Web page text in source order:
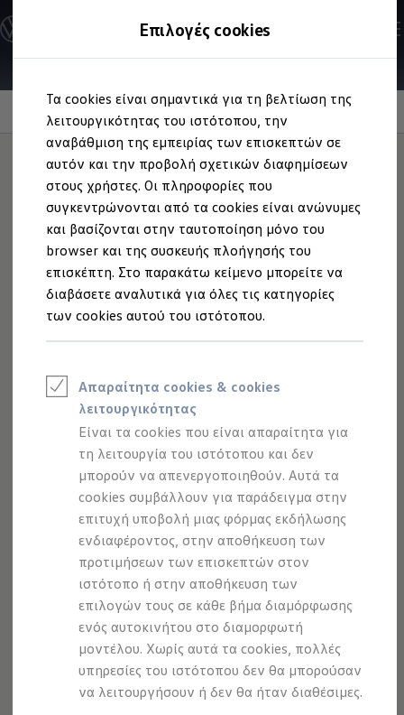
Επιλογές cookies
Τα cookies είναι σημαντικά για τη βελτίωση της
λειτουργικότητας του ιστότοπου, την
αναβάθμιση της εμπειρίας των επισκεπτών σε
αυτόν και την προβολή σχετικών διαφημίσεων
στους χρήστες. Οι πληροφορίες που
συγκεντρώνονται από τα cookies είναι ανώνυμες
και βασίζονται στην ταυτοποίηση μόνο του
browser και της συσκευής πλοήγησής του
επισκέπτη. Στο παρακάτω κείμενο μπορείτε να
διαβάσετε αναλυτικά για όλες τις κατηγορίες
των cookies αυτού του ιστότοπου.
Απαραίτητα cookies & cookies
λειτουργικότητας
Είναι τα cookies που είναι απαραίτητα για
τη λειτουργία του ιστότοπου και δεν
μπορούν να απενεργοποιηθούν. Αυτά τα
cookies συμβάλλουν για παράδειγμα στην
επιτυχή υποβολή μιας φόρμας εκδήλωσης
ενδιαφέροντος, στην αποθήκευση των
προτιμήσεων των επισκεπτών στον
ιστότοπο ή στην αποθήκευση των
επιλογών τους σε κάθε βήμα διαμόρφωσης
ενός αυτοκινήτου στο διαμορφωτή
μοντέλου. Χωρίς αυτά τα cookies, πολλές
υπηρεσίες του ιστότοπου δεν θα μπορούσαν
να λειτουργήσουν ή δεν θα ήταν διαθέσιμες.
στο
περιεχόμενο
στο
footer
Ανακαλύψτε τα Μοντέλα
Διαμορφώστε το Volkswagen σας
Επαγγελματικά Οχήματα Volkswagen
Ηλεκτρικά & eHybrid μοντέλα
Ηλεκτρικά μοντέλα
ID.3 Neo
Νέο ID. Polo
ID.4
ID.4 GTX
ID.5
ID.5 GTX
ID.7
ID.7 GTX
ID. Buzz
ID. Buzz Cargo
ID. CROSS
eHybrid μοντέλα
Golf GTE
Νέο Tayron ehybrid
e-Tools για ηλεκτρικά αυτοκίνητα
Προσομοιωτής αυτονομίας
Προσομοιωτής χρόνου φόρτισης
Προσομοιωτής κόστους φόρτισης
ID. Ενημερώσεις λογισμικού
We Charge - Υπηρεσία Φόρτισης
Εύρεση δημόσιων σημείων φόρτισης
ID. Charger
Ενημέρωση ID.
Πλατφόρμα MEB
Μύθοι & Αλήθειες για την ηλεκτροκίνηση
Πού μπορώ να φορτίσω;
Πόσο μακριά μπορώ να φτάσω;
Πώς μπορώ να πληρώσω;
Πώς μπορώ να φορτίσω;
Η αντλία θερμότητας στα ID.
Η λειτουργία ανάκτησης ενέργειας κατά την
Το σύστημα πέδησης στα ID.
Διαθέσιμα νέα και μεταχειρισμένα αυτοκίνητα
Διαθέσιμα νέα αυτοκίνητα
Keyless Access
Εύκολο άνοιγμα,
ασφαλές κλείσιμο
Το πακέτο άνεσης "Keyless Access", που περιλαμβάνεται
στον βασικό εξοπλισμό, σας βοηθά όταν κρατάτε
πράγματα στα χέρια σας, καθώς επιτρέπειτο ανέπαφο
άνοιγμα και κλείσιμο του πίσω καπό. Μία κίνηση του
ποδιού κάτω από το πίσω μέρος του νέου Touareg αρκεί
για να ενεργοποιήσει τον αισθητήρα και το καπό ανοίγει
μόνο του. Επιπλέον, το πίσω καπό κλείνει και ηλεκτρικά,
με το πάτημα ενός κουμπιού.